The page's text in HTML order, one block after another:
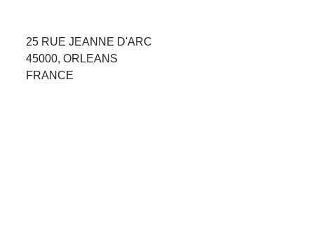
25 RUE JEANNE D'ARC
45000, ORLEANS
FRANCE